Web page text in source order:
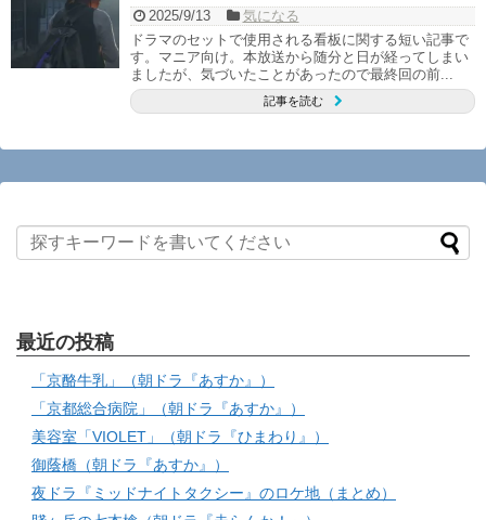
2025/9/13
気になる
ドラマのセットで使用される看板に関する短い記事で
す。マニア向け。本放送から随分と日が経ってしまい
ましたが、気づいたことがあったので最終回の前...
記事を読む
最近の投稿
「京酪牛乳」（朝ドラ『あすか』）
「京都総合病院」（朝ドラ『あすか』）
美容室「VIOLET」（朝ドラ『ひまわり』）
御蔭橋（朝ドラ『あすか』）
夜ドラ『ミッドナイトタクシー』のロケ地（まとめ）